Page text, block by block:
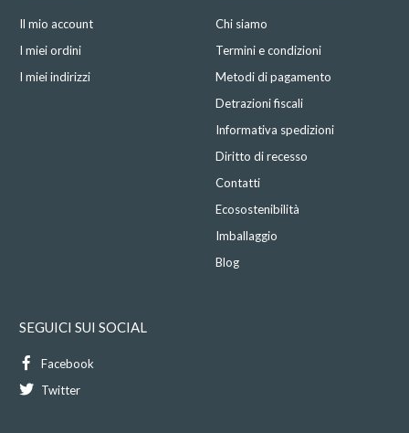
Il mio account
I miei ordini
I miei indirizzi
Chi siamo
Termini e condizioni
Metodi di pagamento
Detrazioni fiscali
Informativa spedizioni
Diritto di recesso
Contatti
Ecosostenibilità
Imballaggio
Blog
SEGUICI SUI SOCIAL
Facebook
Twitter